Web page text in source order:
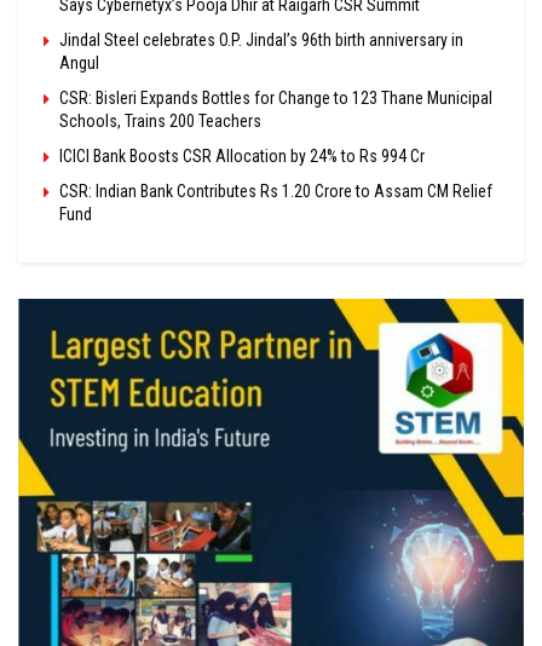
Says Cybernetyx’s Pooja Dhir at Raigarh CSR Summit
Jindal Steel celebrates O.P. Jindal’s 96th birth anniversary in
Angul
CSR: Bisleri Expands Bottles for Change to 123 Thane Municipal
Schools, Trains 200 Teachers
ICICI Bank Boosts CSR Allocation by 24% to Rs 994 Cr
CSR: Indian Bank Contributes Rs 1.20 Crore to Assam CM Relief
Fund